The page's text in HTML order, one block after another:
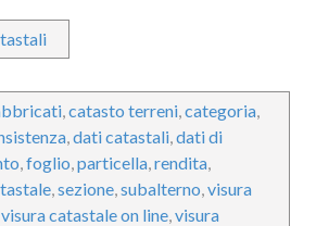
,catasto terreni,categoria,
,dati catastali,dati di
,foglio,particella,rendita,
,sezione,subalterno,visura
visura catastale on line,visura